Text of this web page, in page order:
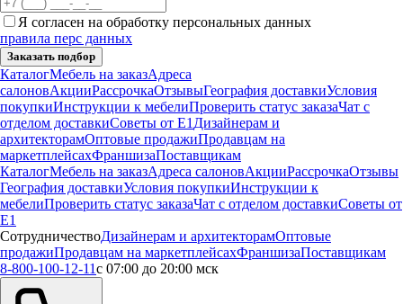
Я согласен на обработку персональных данных
правила перс данных
Заказать подбор
КаталогМебель на заказАдреса
салоновАкцииРассрочкаОтзывыГеография доставкиУсловия
покупкиИнструкции к мебелиПроверить статус заказаЧат с
отделом доставкиСоветы от Е1 Дизайнерам и
архитекторамОптовые продажиПродавцам на
маркетплейсахФраншизаПоставщикам
КаталогМебель на заказАдреса салоновАкцииРассрочкаОтзывы
География доставкиУсловия покупкиИнструкции к
мебелиПроверить статус заказаЧат с отделом доставкиСоветы от
Е1
СотрудничествоДизайнерам и архитекторамОптовые
продажиПродавцам на маркетплейсахФраншизаПоставщикам
8-800-100-12-11с 07:00 до 20:00 мск